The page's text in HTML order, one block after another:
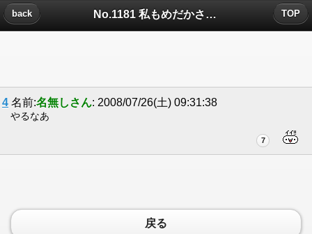
No.1181 私もめだかさんに会ったことある、と...についたコメント
back TOP
4 名前:名無しさん: 2008/07/26(土) 09:31:38
やるなあ
7
戻る